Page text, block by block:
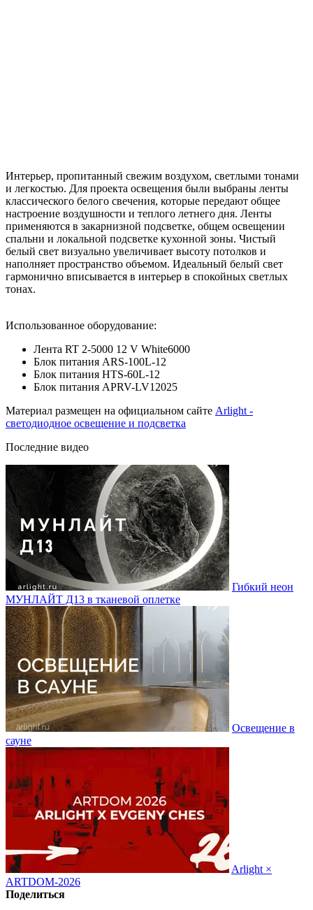
Интерьер, пропитанный свежим воздухом, светлыми тонами
и легкостью. Для проекта освещения были выбраны ленты
классического белого свечения, которые передают общее
настроение воздушности и теплого летнего дня. Ленты
применяются в закарнизной подсветке, общем освещении
спальни и локальной подсветке кухонной зоны. Чистый
белый свет визуально увеличивает высоту потолков и
наполняет пространство объемом. Идеальный белый свет
гармонично вписывается в интерьер в спокойных светлых
тонах.
Использованное оборудование:
Лента RT 2-5000 12 V White6000
Блок питания ARS-100L-12
Блок питания HTS-60L-12
Блок питания APRV-LV12025
Материал размещен на официальном сайте Arlight -
светодиодное освещение и подсветка
Последние видео
Гибкий неон
МУНЛАЙТ Д13 в тканевой оплетке
Освещение в
сауне
Arlight ×
ARTDOM-2026
Поделиться